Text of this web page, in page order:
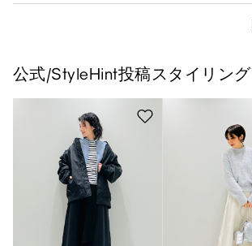
公式/StyleHint投稿スタイリング